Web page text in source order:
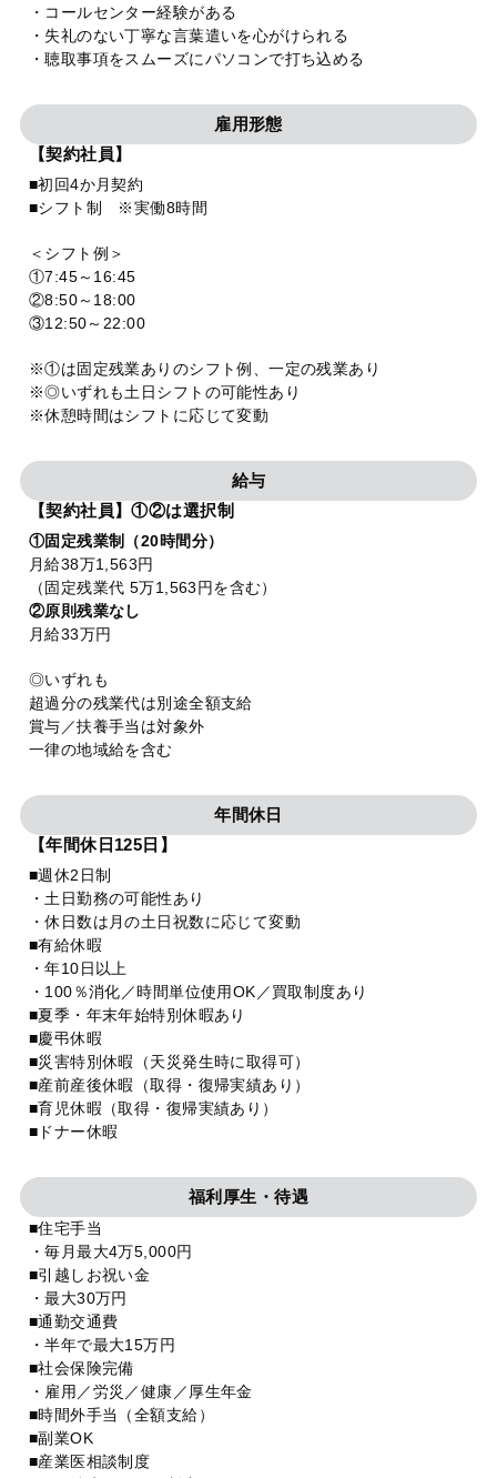
・コールセンター経験がある
・失礼のない丁寧な言葉遣いを心がけられる
・聴取事項をスムーズにパソコンで打ち込める
雇用形態
【契約社員】
■初回4か月契約
■シフト制 ※実働8時間
＜シフト例＞
①7:45～16:45
②8:50～18:00
③12:50～22:00
※①は固定残業ありのシフト例、一定の残業あり
※◎いずれも土日シフトの可能性あり
※休憩時間はシフトに応じて変動
給与
【契約社員】①②は選択制
①固定残業制（20時間分）
月給38万1,563円
（固定残業代 5万1,563円を含む）
②原則残業なし
月給33万円
◎いずれも
超過分の残業代は別途全額支給
賞与／扶養手当は対象外
一律の地域給を含む
年間休日
【年間休日125日】
■週休2日制
・土日勤務の可能性あり
・休日数は月の土日祝数に応じて変動
■有給休暇
・年10日以上
・100％消化／時間単位使用OK／買取制度あり
■夏季・年末年始特別休暇あり
■慶弔休暇
■災害特別休暇（天災発生時に取得可）
■産前産後休暇（取得・復帰実績あり）
■育児休暇（取得・復帰実績あり）
■ドナー休暇
福利厚生・待遇
■住宅手当
・毎月最大4万5,000円
■引越しお祝い金
・最大30万円
■通勤交通費
・半年で最大15万円
■社会保険完備
・雇用／労災／健康／厚生年金
■時間外手当（全額支給）
■副業OK
■産業医相談制度